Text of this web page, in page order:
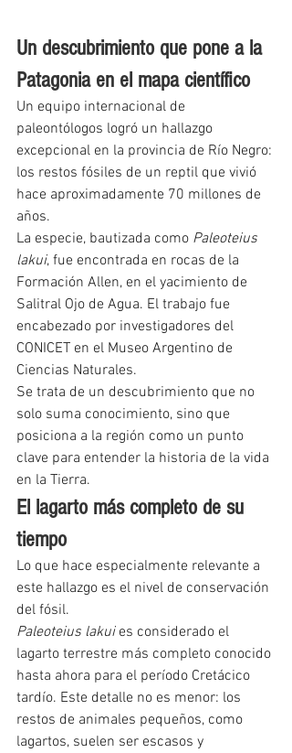
Un descubrimiento que pone a la
Patagonia en el mapa científico
Un equipo internacional de
paleontólogos logró un hallazgo
excepcional en la provincia de Río Negro:
los restos fósiles de un reptil que vivió
hace aproximadamente 70 millones de
años.
La especie, bautizada como Paleoteius
lakui, fue encontrada en rocas de la
Formación Allen, en el yacimiento de
Salitral Ojo de Agua. El trabajo fue
encabezado por investigadores del
CONICET en el Museo Argentino de
Ciencias Naturales.
Se trata de un descubrimiento que no
solo suma conocimiento, sino que
posiciona a la región como un punto
clave para entender la historia de la vida
en la Tierra.
El lagarto más completo de su
tiempo
Lo que hace especialmente relevante a
este hallazgo es el nivel de conservación
del fósil.
Paleoteius lakui es considerado el
lagarto terrestre más completo conocido
hasta ahora para el período Cretácico
tardío. Este detalle no es menor: los
restos de animales pequeños, como
lagartos, suelen ser escasos y